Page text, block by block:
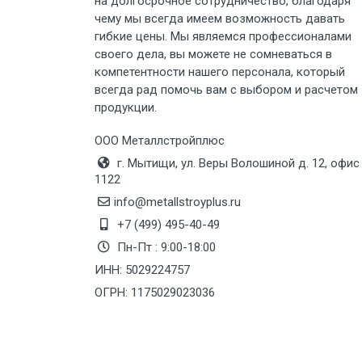
Груз до 6 м, вес до 8 тн
Груз до 6 м, вес до 10 тн
Манипулятор до 6 м, вес до 5 тн
Манипулятор до 6 м, вес до 8 тн
Манипулятор до 6 м, вес до 10 тн
чему мы всегда имеем возможность давать
гибкие цены. Мы являемся профессионалами
своего дела, вы можете не сомневаться в
компетентности нашего персонала, который
всегда рад помочь вам с выбором и расчетом
продукции.
ООО Металлстройплюс
г. Мытищи, ул. Веры Волошиной д. 12, офис
1122
info@metallstroyplus.ru
+7 (499) 495-40-49
Пн-Пт : 9:00-18:00
ИНН: 5029224757
ОГРН: 1175029023036